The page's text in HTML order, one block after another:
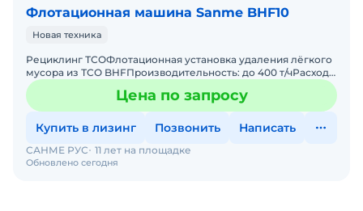
Флотационная машина Sanme BHF10
Новая техника
Рециклинг ТСОФлотационная установка удаления лёгкого
мусора из ТСО BHFПроизводительность: до 400 т/чРасход
воды: до 50 м3/чМатериал на входе: дробленный ТСОПрим
Цена по запросу
Купить в лизинг Позвонить Написать
Обновлено сегодня
САНМЕ РУС 11 лет на площадке